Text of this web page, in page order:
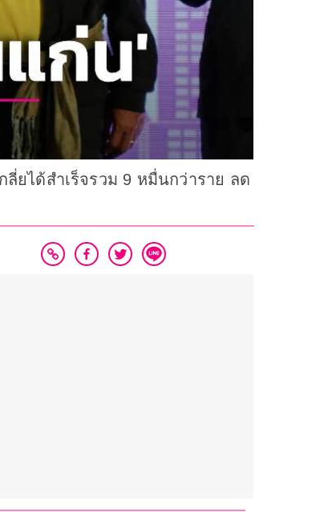
ยได้สำเร็จรวม 9 หมื่นกว่าราย ลด